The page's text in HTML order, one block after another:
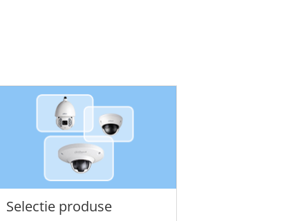
Selectie produse